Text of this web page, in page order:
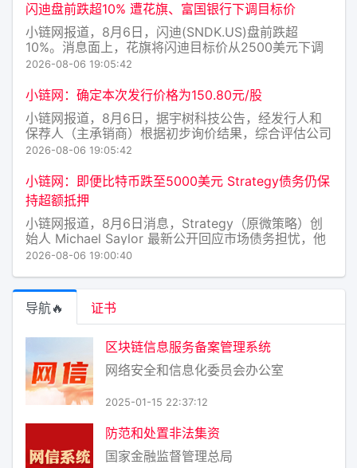
闪迪盘前跌超10% 遭花旗、富国银行下调目标价
小链网报道，8月6日，闪迪(SNDK.US)盘前跌超
10%。消息面上，花旗将闪迪目标价从2500美元下调
至2100美元；而一个半月前的6月25日，花旗将闪迪
闪存价格前景持续改善，并开启为期90天的短期
2026-08-06 19:05:42
小链网：确定本次发行价格为150.80元/股
小链网报道，8月6日，据宇树科技公告，经发行人和
保荐人（主承销商）根据初步询价结果，综合评估公司
合理投资价值、同行业上市公司估值水平、所属行业二
倍数、市场情况、募集资金需求及承销风险等因素，协
商确定本次发行价
2026-08-06 19:05:42
小链网：即便比特币跌至5000美元 Strategy债务仍保
持超额抵押
小链网报道，8月6日消息，Strategy（原微策略）创
始人 Michael Saylor 最新公开回应市场债务担忧，他
表示即便比特币价格跌至 5000 美元 / 枚，公司针对
2026-08-06 19:00:40
导航🔥 证书
区块链信息服务备案管理系统
网络安全和信息化委员会办公室
2025-01-15 22:37:12
防范和处置非法集资
国家金融监督管理总局